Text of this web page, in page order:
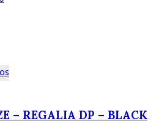
– REGALIA DP – BLACK